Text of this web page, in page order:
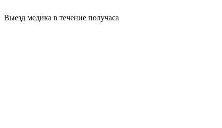
Выезд медика в течение получаса